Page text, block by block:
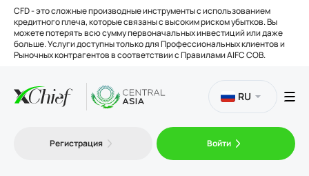
CFD - это сложные производные инструменты с использованием
кредитного плеча, которые связаны с высоким риском убытков. Вы
можете потерять всю сумму первоначальных инвестиций или даже
больше. Услуги доступны только для Профессиональных клиентов и
Рыночных контрагентов в соответствии с Правилами AIFC COB.
Торговля
RU
Регистрация Войти